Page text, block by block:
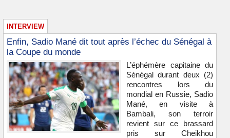
INTERVIEW
Enfin, Sadio Mané dit tout après l’échec du Sénégal à
la Coupe du monde
L’éphémère capitaine du
Sénégal durant deux (2)
rencontres lors du
mondial en Russie, Sadio
Mané, en visite à
Bambali, son terroir
revient sur ce brassard
pris sur Cheikhou